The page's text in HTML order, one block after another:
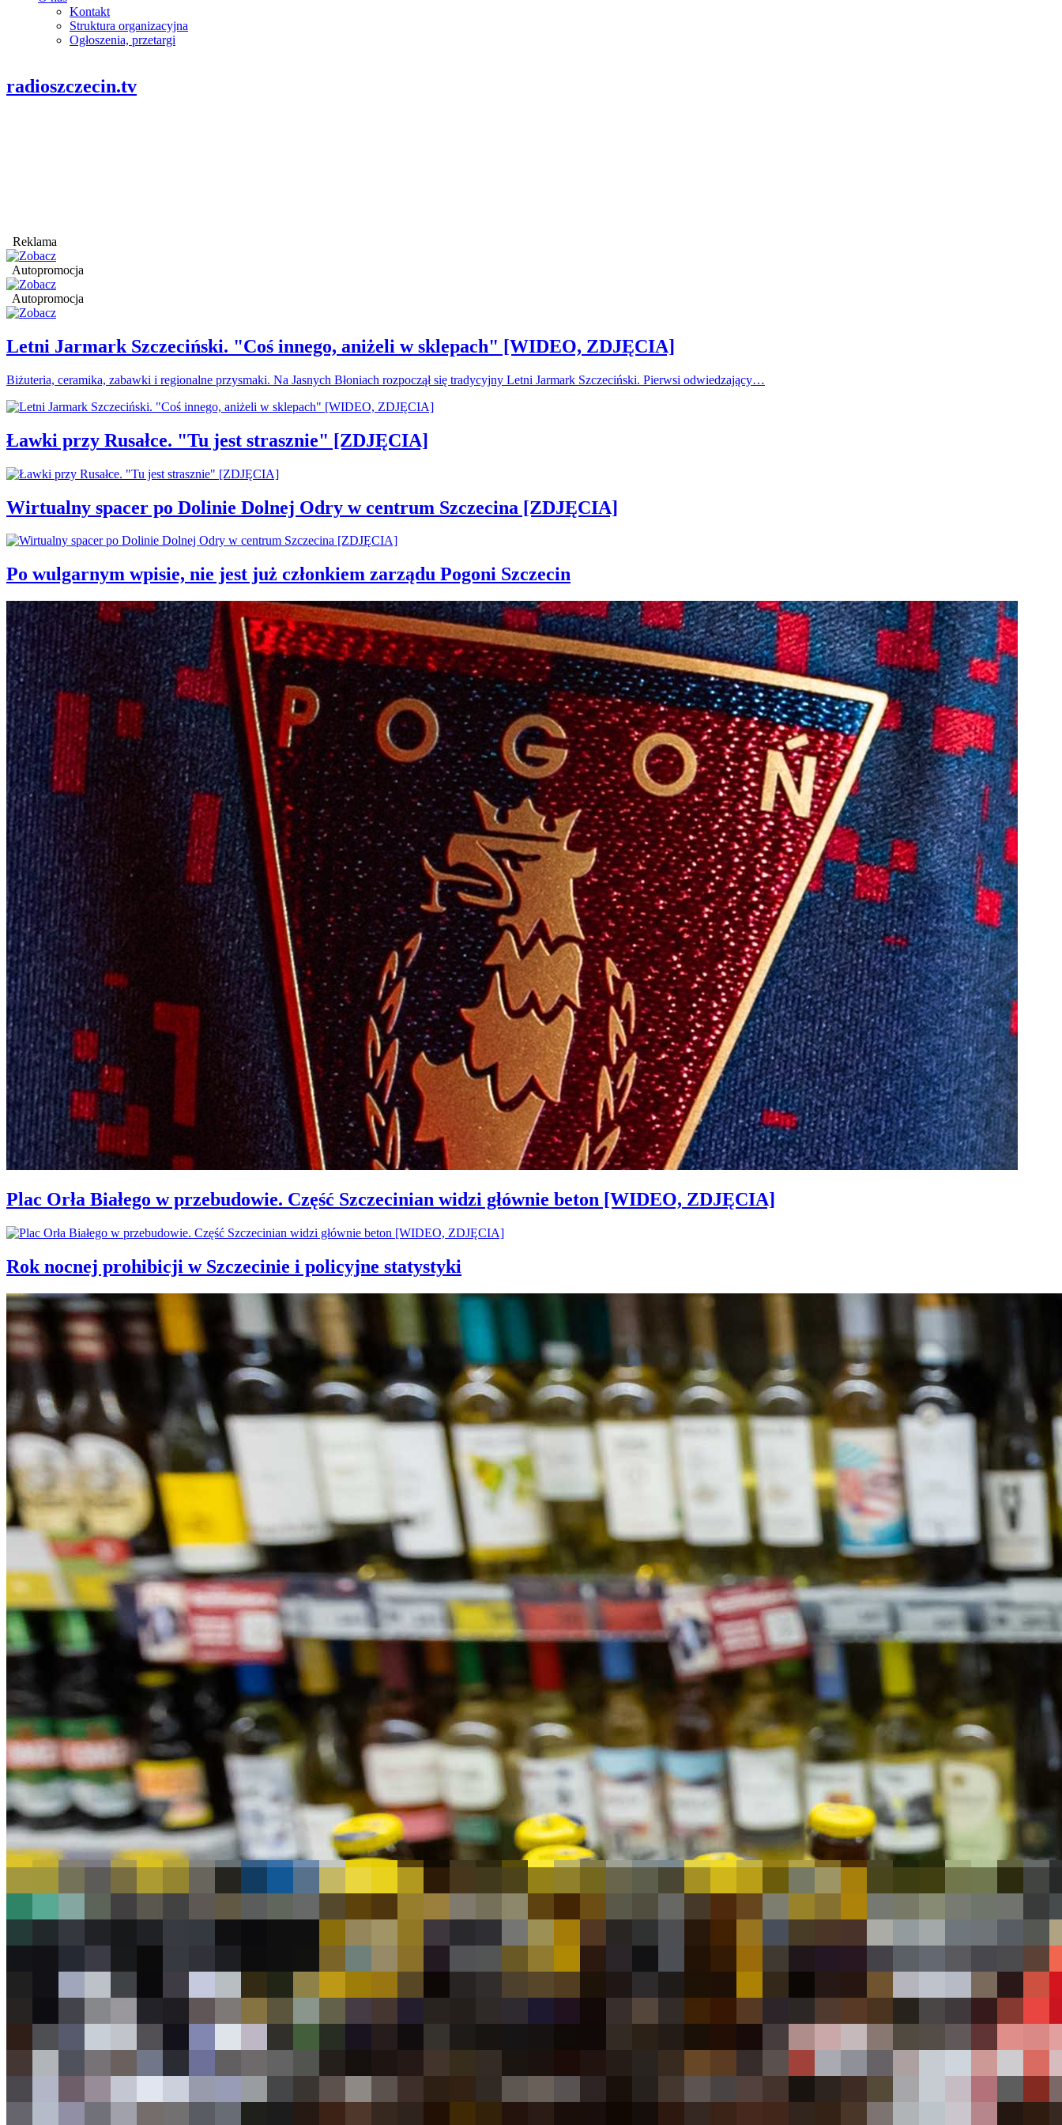
Kontakt
Struktura organizacyjna
Ogłoszenia, przetargi
radioszczecin.tv
Reklama
Autopromocja
Autopromocja
Letni Jarmark Szczeciński. "Coś innego, aniżeli w sklepach" [WIDEO, ZDJĘCIA]
Biżuteria, ceramika, zabawki i regionalne przysmaki. Na Jasnych Błoniach rozpoczął się tradycyjny Letni Jarmark Szczeciński. Pierwsi odwiedzający…
Ławki przy Rusałce. "Tu jest strasznie" [ZDJĘCIA]
Wirtualny spacer po Dolinie Dolnej Odry w centrum Szczecina [ZDJĘCIA]
Po wulgarnym wpisie, nie jest już członkiem zarządu Pogoni Szczecin
Plac Orła Białego w przebudowie. Część Szczecinian widzi głównie beton [WIDEO, ZDJĘCIA]
Rok nocnej prohibicji w Szczecinie i policyjne statystyki